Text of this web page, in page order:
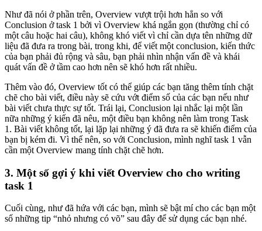
Như đã nói ở phần trên, Overview vượt trội hơn hẳn so với
Conclusion ở task 1 bởi vì Overview khá ngắn gọn (thường chỉ có
một câu hoặc hai câu), không khó viết vì chỉ cần dựa tên những dữ
liệu đã đưa ra trong bài, trong khi, để viết một conclusion, kiến thức
của bạn phải đủ rộng và sâu, bạn phải nhìn nhận vấn đề và khái
quát vấn đề ở tầm cao hơn nên sẽ khó hơn rất nhiều.
Thêm vào đó, Overview tốt có thể giúp các bạn tăng thêm tính chặt
chẽ cho bài viết, điều này sẽ cứu vớt điểm số của các bạn nếu như
bài viết chưa thực sự tốt. Trái lại, Conclusion lại nhắc lại một lần
nữa những ý kiến đã nêu, một điều bạn không nên làm trong Task
1. Bài viết không tốt, lại lặp lại những ý đã đưa ra sẽ khiến điểm của
bạn bị kém đi. Vì thế nên, so với Conclusion, mình nghĩ task 1 vẫn
cần một Overview mang tính chặt chẽ hơn.
3. Một số gợi ý khi viết Overview cho cho writing
task 1
Cuối cùng, như đã hứa với các bạn, mình sẽ bật mí cho các bạn một
số những tip “nhỏ nhưng có võ” sau đây để sử dụng các bạn nhé.